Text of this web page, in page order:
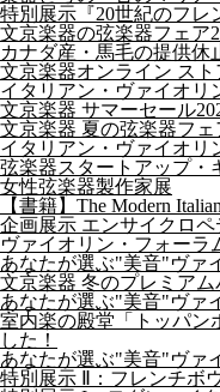
特別展示『20世紀のフレ
文京楽器の弦楽器フェア
カナダ産・馬毛の提供休
文京楽器オンライン スト
イタリアン・ヴァイオリ
文京楽器 サマーセール
文京楽器 夏の弦楽器フェ
イタリアン・ヴァイオリ
弦楽器スタートアップ・
女性弦楽器製作家展
【書籍】The Modern
企画展示 エンサイクロ
ヴァイオリン・フォーラ
あなたが選ぶ"美音"ヴァ
文京楽器 冬のプレミアム
あなたが選ぶ"美音"ヴァ
室内楽の殿堂「トッパン
した！
あなたが選ぶ"美音"ヴァ
特別展示 Ⅱ：フレンチボ